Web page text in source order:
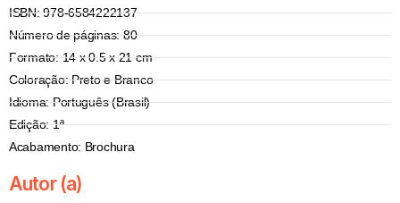
ISBN: 978-6584222137
Número de páginas: 80
Formato: 14 x 0.5 x 21 cm
Coloração: Preto e Branco
Idioma: Português (Brasil)
Edição: 1ª
Acabamento: Brochura
Autor (a)